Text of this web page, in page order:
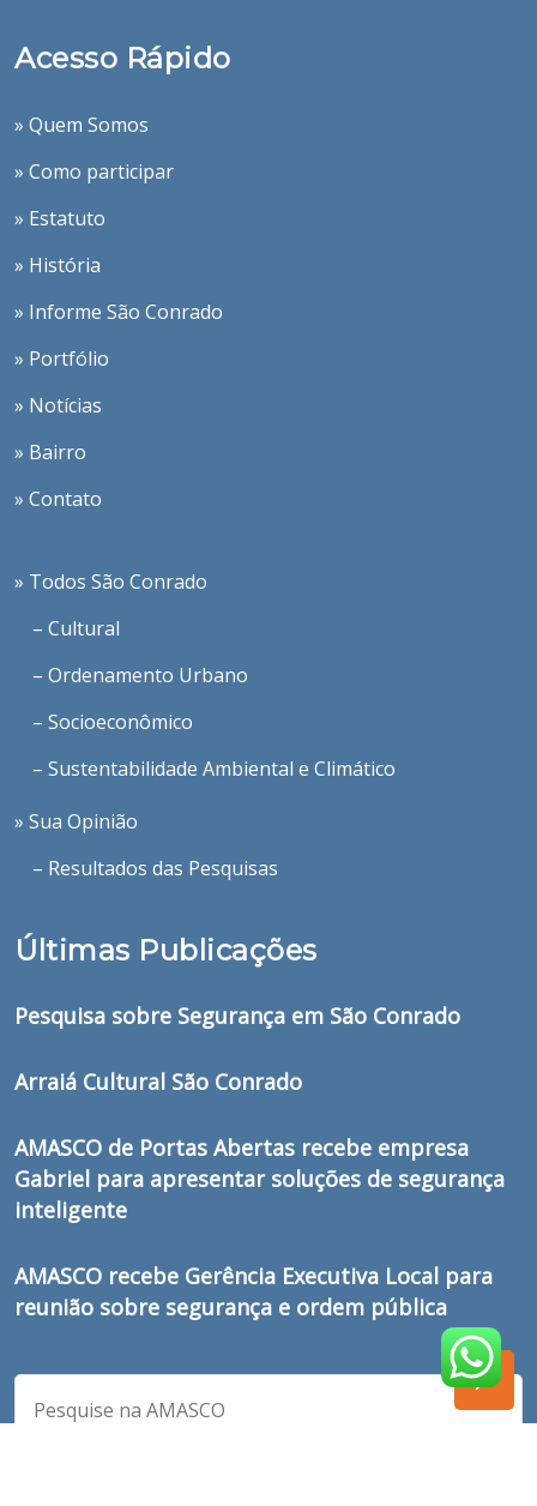
Acesso Rápido
» Quem Somos
» Como participar
» Estatuto
» História
» Informe São Conrado
» Portfólio
» Notícias
» Bairro
» Contato
» Todos São Conrado
– Cultural
– Ordenamento Urbano
– Socioeconômico
– Sustentabilidade Ambiental e Climático
» Sua Opinião
– Resultados das Pesquisas
Últimas Publicações
Pesquisa sobre Segurança em São Conrado
Arraiá Cultural São Conrado
AMASCO de Portas Abertas recebe empresa
Gabriel para apresentar soluções de segurança
inteligente
AMASCO recebe Gerência Executiva Local para
reunião sobre segurança e ordem pública